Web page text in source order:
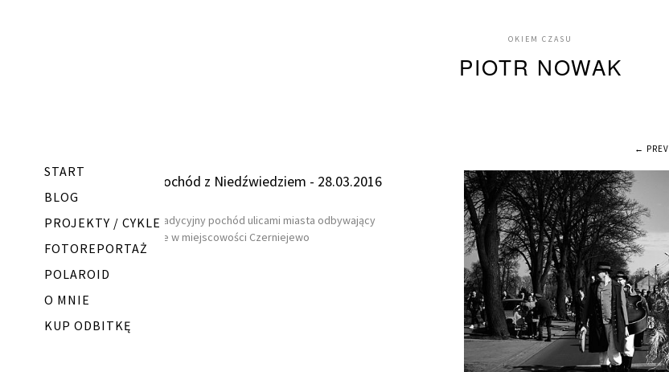
START
BLOG
PROJEKTY / CYKLE
FOTOREPORTAŻ
POLAROID
O MNIE
KUP ODBITKĘ
OKIEM CZASU
PIOTR NOWAK
Pochód z Niedźwiedziem - 28.03.2016
Tradycyjny pochód ulicami miasta odbywający
sie w miejscowości Czerniejewo
← PREV